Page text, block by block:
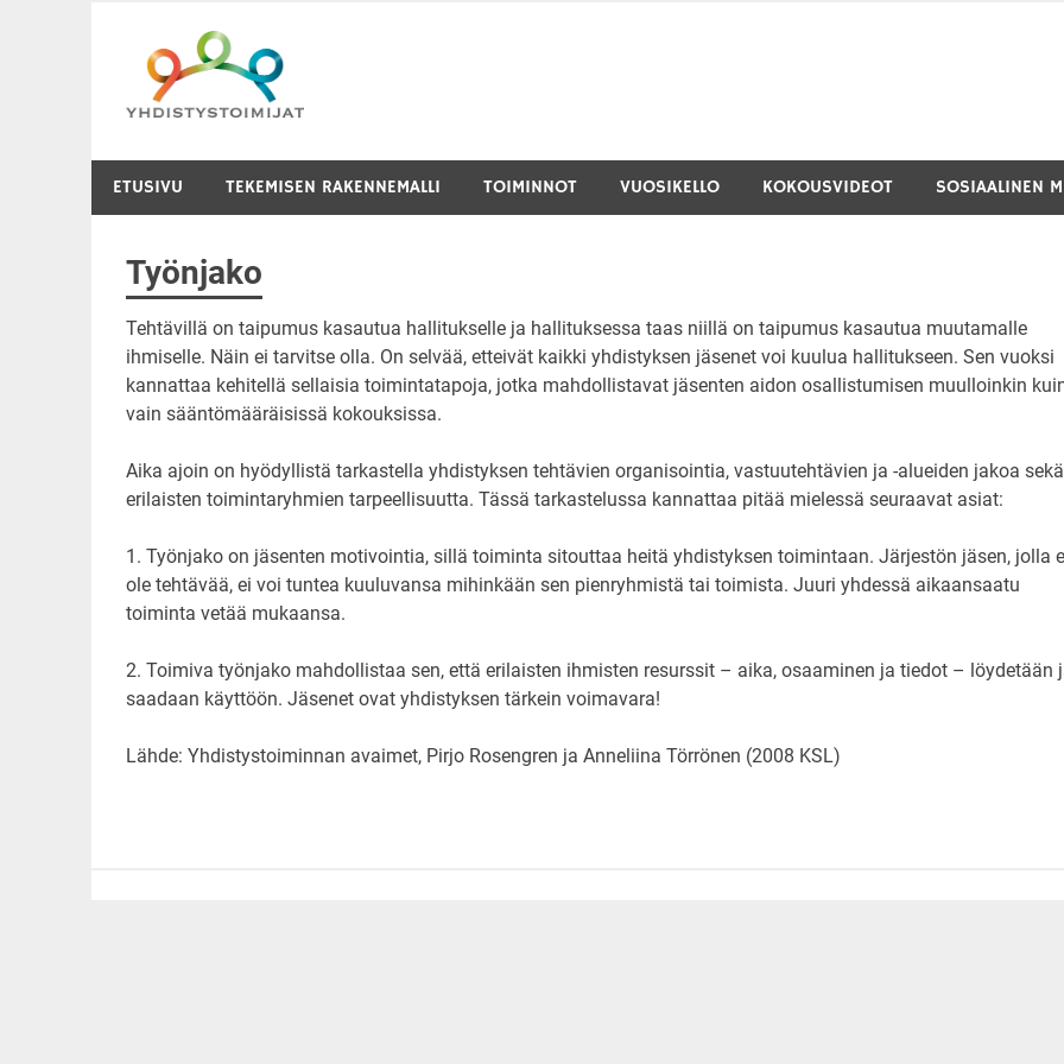
content
ETUSIVU TEKEMISEN RAKENNEMALLI TOIMINNOT VUOSIKELLO KOKOUSVIDEOT SOSIAALINEN
Työnjako
Tehtävillä on taipumus kasautua hallitukselle ja hallituksessa taas niillä on taipumus kasautua muutamalle
ihmiselle. Näin ei tarvitse olla. On selvää, etteivät kaikki yhdistyksen jäsenet voi kuulua hallitukseen. Sen vuoksi
kannattaa kehitellä sellaisia toimintatapoja, jotka mahdollistavat jäsenten aidon osallistumisen muulloinkin
vain sääntömääräisissä kokouksissa.
Aika ajoin on hyödyllistä tarkastella yhdistyksen tehtävien organisointia, vastuutehtävien ja -alueiden jakoa sekä
erilaisten toimintaryhmien tarpeellisuutta. Tässä tarkastelussa kannattaa pitää mielessä seuraavat asiat:
1. Työnjako on jäsenten motivointia, sillä toiminta sitouttaa heitä yhdistyksen toimintaan. Järjestön jäsen, jolla
ole tehtävää, ei voi tuntea kuuluvansa mihinkään sen pienryhmistä tai toimista. Juuri yhdessä aikaansaatu
toiminta vetää mukaansa.
2. Toimiva työnjako mahdollistaa sen, että erilaisten ihmisten resurssit – aika, osaaminen ja tiedot – löydetään
saadaan käyttöön. Jäsenet ovat yhdistyksen tärkein voimavara!
Lähde: Yhdistystoiminnan avaimet, Pirjo Rosengren ja Anneliina Törrönen (2008 KSL)